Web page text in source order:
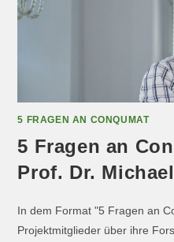
5 FRAGEN AN CONQUMAT
5 Fragen an
Prof. Dr.
In dem Format "5 Fragen an
Projektmitglieder über ihre